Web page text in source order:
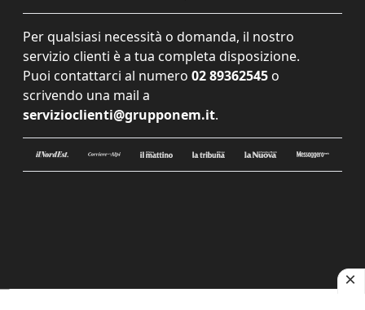
Per qualsiasi necessità o domanda, il nostro
servizio clienti è a tua completa disposizione.
Puoi contattarci al numero 02 89362545 o
scrivendo una mail a
servizioclienti@grupponem.it.